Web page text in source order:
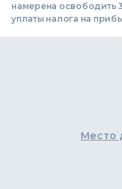
намерена освободить
уплаты налога на
Место